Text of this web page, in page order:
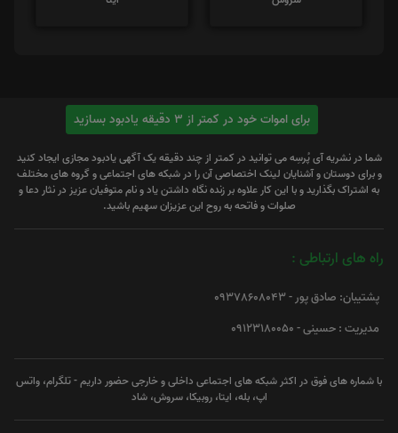
برای اموات خود در کمتر از 3 دقیقه یادبود بسازید
شما در نشریه آی پُرسِه می توانید در کمتر از چند دقیقه یک آگهی یادبود مجازی ایجاد کنید
و برای دوستان و آشنایان لینک اختصاصی آن را در شبکه های اجتماعی و گروه های مختلف
به اشتراک بگذارید و با این کار علاوه بر زنده نگاه داشتن یاد و نام متوفیان عزیز در نثار دعا و
صلوات و فاتحه به روح این عزیزان سهیم باشید.
راه های ارتباطی :
پشتیبان: صادق پور - 09378608043
مدیریت : حسینی - 09123180050
با شماره های فوق در اکثر شبکه های اجتماعی داخلی و خارجی حضور داریم - تلگرام، واتس
اپ، بله، ایتا، روبیکا، سروش، شاد